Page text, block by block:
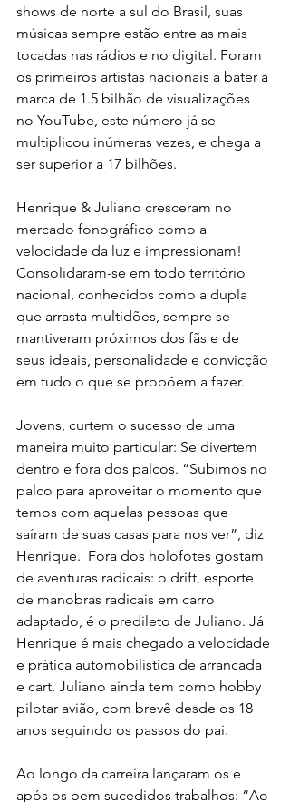
shows de norte a sul do Brasil, suas
músicas sempre estão entre as mais
tocadas nas rádios e no digital. Foram
os primeiros artistas nacionais a bater a
marca de 1.5 bilhão de visualizações
no YouTube, este número já se
multiplicou inúmeras vezes, e chega a
ser superior a 17 bilhões.
Henrique & Juliano cresceram no
mercado fonográfico como a
velocidade da luz e impressionam!
Consolidaram-se em todo território
nacional, conhecidos como a dupla
que arrasta multidões, sempre se
mantiveram próximos dos fãs e de
seus ideais, personalidade e convicção
em tudo o que se propõem a fazer.
Jovens, curtem o sucesso de uma
maneira muito particular: Se divertem
dentro e fora dos palcos. “Subimos no
palco para aproveitar o momento que
temos com aquelas pessoas que
saíram de suas casas para nos ver”, diz
Henrique.  Fora dos holofotes gostam
de aventuras radicais: o drift, esporte
de manobras radicais em carro
adaptado, é o predileto de Juliano. Já
Henrique é mais chegado a velocidade
e prática automobilística de arrancada
e cart. Juliano ainda tem como hobby
pilotar avião, com brevê desde os 18
anos seguindo os passos do pai.
Ao longo da carreira lançaram os e
após os bem sucedidos trabalhos: “Ao